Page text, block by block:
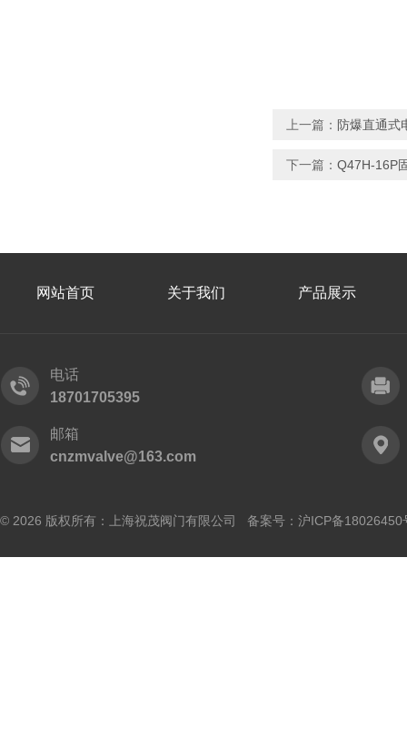
上一篇： 防爆直通式
下一篇： Q47H-16P
网站首页 关于我们 产品展示
电话
18701705395
邮箱
cnzmvalve@163.com
© 2026 版权所有：上海祝茂阀门有限公司 备案号： 沪ICP备18026450